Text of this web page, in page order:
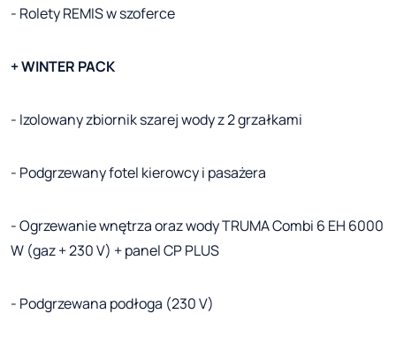
- Rolety REMIS w szoferce
+ WINTER PACK
- Izolowany zbiornik szarej wody z 2 grzałkami
- Podgrzewany fotel kierowcy i pasażera
- Ogrzewanie wnętrza oraz wody TRUMA Combi 6 EH 6000
W (gaz + 230 V) + panel CP PLUS
- Podgrzewana podłoga (230 V)